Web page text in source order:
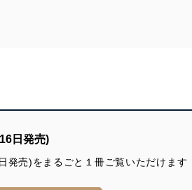
日発売)
発売)をまるごと１冊ご覧いただけます